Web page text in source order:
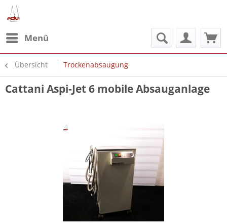
Menü
Übersicht Trockenabsaugung
Cattani Aspi-Jet 6 mobile Absauganlage